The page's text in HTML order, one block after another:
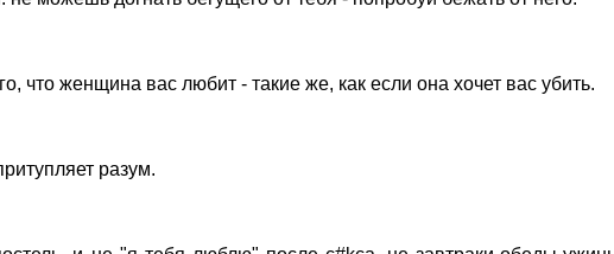
что женщина вас любит - такие же, как если она хочет вас убить.
разум.